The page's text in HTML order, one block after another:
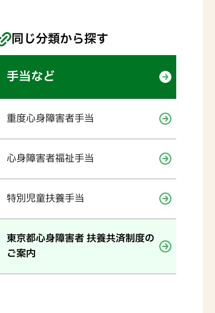
同じ分類から探す
手当など
重度心身障害者手当
心身障害者福祉手当
特別児童扶養手当
東京都心身障害者 扶養共済制度の
ご案内